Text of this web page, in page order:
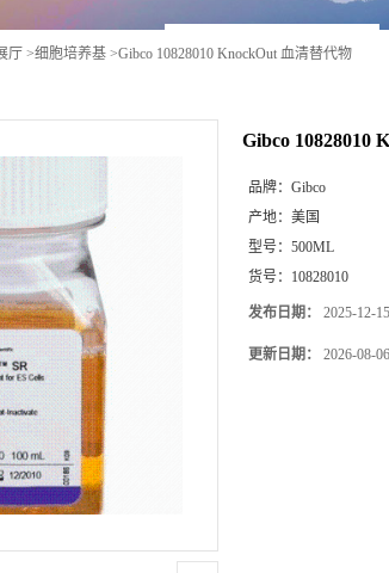
厅 >细胞培养基 >Gibco 10828010 KnockOut 血清替代物
Gibco 10828010
品牌： Gibco
产地： 美国
型号： 500ML
货号： 10828010
发布日期： 2025-12-15
更新日期： 2026-08-06